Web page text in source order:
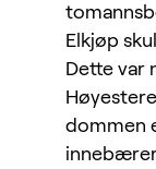
Elkjøp
Dette var
dommen